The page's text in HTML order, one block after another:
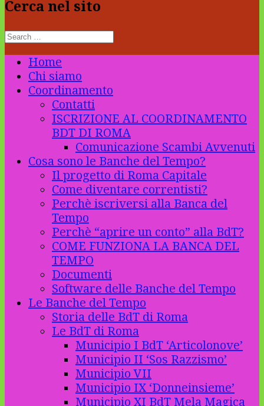
Cerca nel sito
Home
Chi siamo
Coordinamento
Contatti
ISCRIZIONE AL COORDINAMENTO
BDT DI ROMA
Comunicazione Scambi Avvenuti
Cosa sono le Banche del Tempo?
Il progetto di Roma Capitale
Come diventare correntisti?
Perchè iscriversi alla Banca del
Tempo
Perchè “aprire un conto” alla BdT?
COME FUNZIONA LA BANCA DEL
TEMPO
Documenti
Software delle Banche del Tempo
Le Banche del Tempo
Storia delle BdT di Roma
Le BdT di Roma
Municipio I BdT ‘Articolonove’
Municipio II ‘Sos Razzismo’
Municipio VII
Municipio IX ‘Donneinsieme’
Municipio XI BdT Mela Magica